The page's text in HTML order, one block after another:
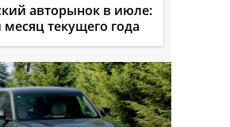
авторынок в июле:
текущего года